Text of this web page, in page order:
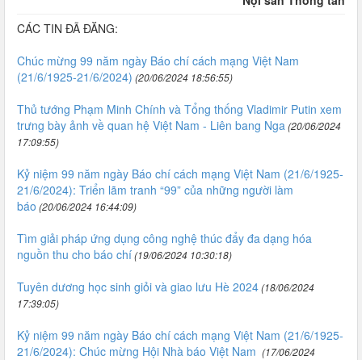
CÁC TIN ĐÃ ĐĂNG:
Chúc mừng 99 năm ngày Báo chí cách mạng Việt Nam
(21/6/1925-21/6/2024) (20/06/2024 18:56:55)
Thủ tướng Phạm Minh Chính và Tổng thống Vladimir Putin xem
trưng bày ảnh về quan hệ Việt Nam - Liên bang Nga(20/06/2024
17:09:55)
Kỷ niệm 99 năm ngày Báo chí cách mạng Việt Nam (21/6/1925-
21/6/2024): Triển lãm tranh “99” của những người làm
báo (20/06/2024 16:44:09)
Tìm giải pháp ứng dụng công nghệ thúc đẩy đa dạng hóa
nguồn thu cho báo chí(19/06/2024 10:30:18)
Tuyên dương học sinh giỏi và giao lưu Hè 2024(18/06/2024
17:39:05)
Kỷ niệm 99 năm ngày Báo chí cách mạng Việt Nam (21/6/1925-
21/6/2024): Chúc mừng Hội Nhà báo Việt Nam (17/06/2024